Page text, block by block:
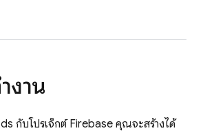
งาน
กับโปรเจ็กต์ Firebase คุณจะสร้างได้